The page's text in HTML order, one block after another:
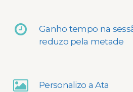
Ganho tempo na
reduzo pela metade
Personalizo a Ata